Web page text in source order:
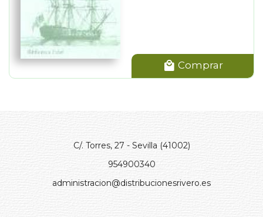
Comprar
C/. Torres, 27 - Sevilla (41002)
954900340
administracion@distribucionesrivero.es